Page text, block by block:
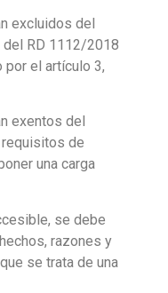
excluidos del
RD 1112/2018
el artículo 3,
exentos del
de
una carga
se debe
razones y
se trata de una